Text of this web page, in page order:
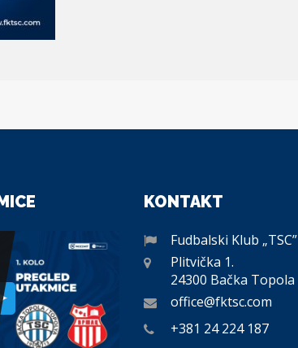
KONTAKT
Fudbalski Klub „TSC”
Plitvička 1.
24300 Bačka Topola
office@fktsc.com
+381 24 224 187